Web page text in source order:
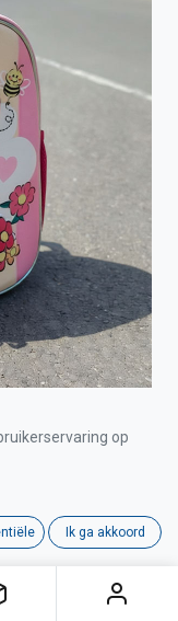
op
Ik ga akkoord